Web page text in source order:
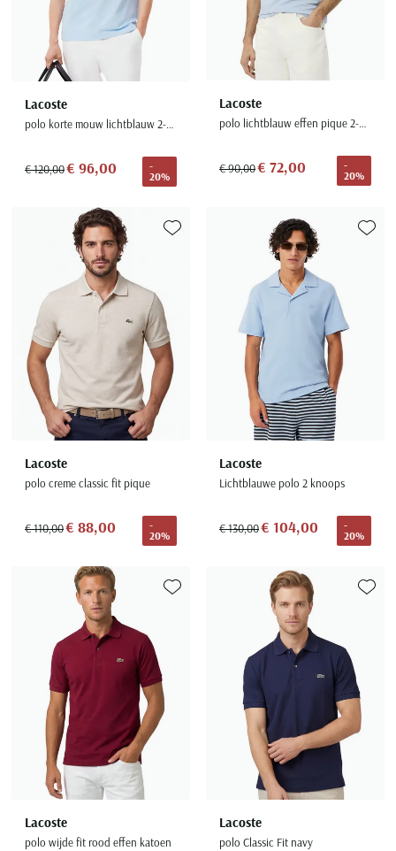
Lacoste
polo korte mouw lichtblauw 2-knoops katoen
€ 120,00€ 96,00
-
20%
Lacoste
polo lichtblauw effen pique 2-knoops normale fit
€ 90,00€ 72,00
-
20%
Lacoste
polo creme classic fit pique
€ 110,00€ 88,00
-
20%
Toevoegen aan favorieten
Lacoste
Lichtblauwe polo 2 knoops
€ 130,00€ 104,00
-
20%
Lacoste
polo wijde fit rood effen katoen
Toevoegen aan favorieten
Lacoste
polo Classic Fit navy